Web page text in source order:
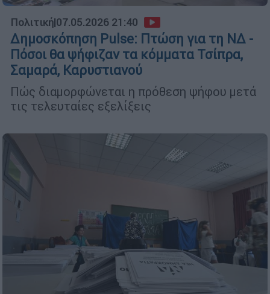
Πολιτική|07.05.2026 21:40
Δημοσκόπηση Pulse: Πτώση για τη ΝΔ -
Πόσοι θα ψήφιζαν τα κόμματα Τσίπρα,
Σαμαρά, Καρυστιανού
Πώς διαμορφώνεται η πρόθεση ψήφου μετά
τις τελευταίες εξελίξεις